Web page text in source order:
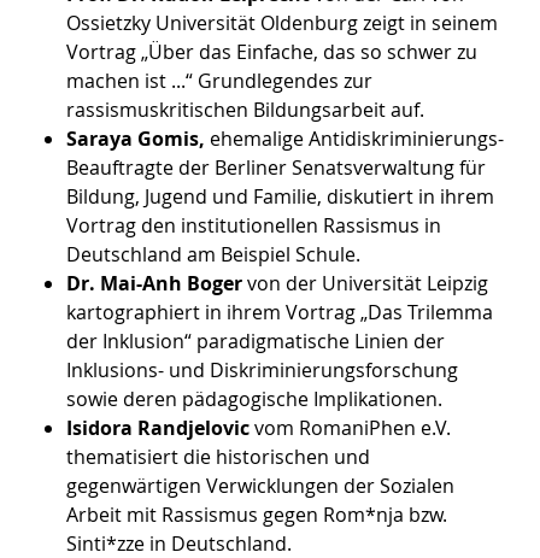
Ossietzky Universität Oldenburg zeigt in seinem
Vortrag „Über das Einfache, das so schwer zu
machen ist ...“ Grundlegendes zur
rassismuskritischen Bildungsarbeit auf.
Saraya Gomis, ehemalige Antidiskriminierungs-
Beauftragte der Berliner Senatsverwaltung für
Bildung, Jugend und Familie, diskutiert in ihrem
Vortrag den institutionellen Rassismus in
Deutschland am Beispiel Schule.
Dr. Mai-Anh Bogervon der Universität Leipzig
kartographiert in ihrem Vortrag „Das Trilemma
der Inklusion“ paradigmatische Linien der
Inklusions- und Diskriminierungsforschung
sowie deren pädagogische Implikationen.
Isidora Randjelovicvom RomaniPhen e.V.
thematisiert die historischen und
gegenwärtigen Verwicklungen der Sozialen
Arbeit mit Rassismus gegen Rom*nja bzw.
Sinti*zze in Deutschland.